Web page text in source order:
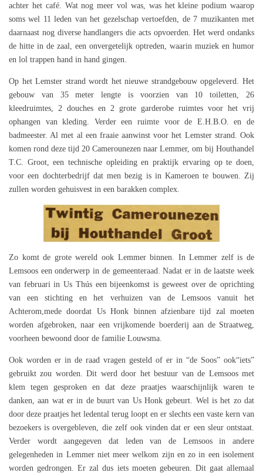
achter het café. Wat nog meer vol was, was het kleine podium waarop
soms wel 11 leden van het gezelschap vertoefden, de 7 muzikanten met
daarnaast nog diverse handlangers die acts opvoerden. Het werd ondanks
de hitte in de zaal, een onvergetelijk optreden, waarin muziek en humor
en lol trappen hand in hand gingen.
Op het Lemster strand wordt het nieuwe strandgebouw opgeleverd. Het
gebouw van 35 meter lengte is voorzien van 10 toiletten, 26
kleedruimtes, 2 douches en 2 grote garderobe ruimtes voor het vrij
ophangen van kleding. Verder een ruimte voor de E.H.B.O. en de
badmeester. Al met al een fraaie aanwinst voor het Lemster strand. Ook
komen rond deze tijd 20 Camerounezen naar Lemmer, om bij Houthandel
T.C. Groot, een technische opleiding en praktijk ervaring op te doen,
voor een dochterbedrijf dat men bezig is in Kameroen te bouwen. Zij
zullen worden gehuisvest in een barakken complex.
Zo komt de grote wereld ook Lemmer binnen. In Lemmer zelf is de
Lemsoos een onderwerp in de gemeenteraad. Nadat er in de laatste week
van februari in Us Thús een bijeenkomst is geweest over de oprichting
van een stichting en het verhuizen van de Lemsoos vanuit het
Achterom,mede doordat Us Honk binnen afzienbare tijd zal moeten
worden afgebroken, naar een vrijkomende boerderij aan de Straatweg,
voorheen bewoond door de familie Louwsma.
Ook worden er in de raad vragen gesteld of er in “de Soos” ook“iets”
gebruikt zou worden. Dit werd door het bestuur van de Lemsoos met
klem tegen gesproken en dat deze praatjes waarschijnlijk waren te
danken, aan wat er in de buurt van Us Honk gebeurt. Wel is het zo dat
door deze praatjes het ledental terug loopt en er slechts een vaste kern van
bezoekers is overgebleven, die zelf ook vinden dat er een sleur ontstaat.
Verder wordt aangegeven dat leden van de Lemsoos in andere
gelegenheden in Lemmer niet meer welkom zijn en zo in een isolement
worden gedrongen. Er zal dus iets moeten gebeuren. Dit gaat allemaal